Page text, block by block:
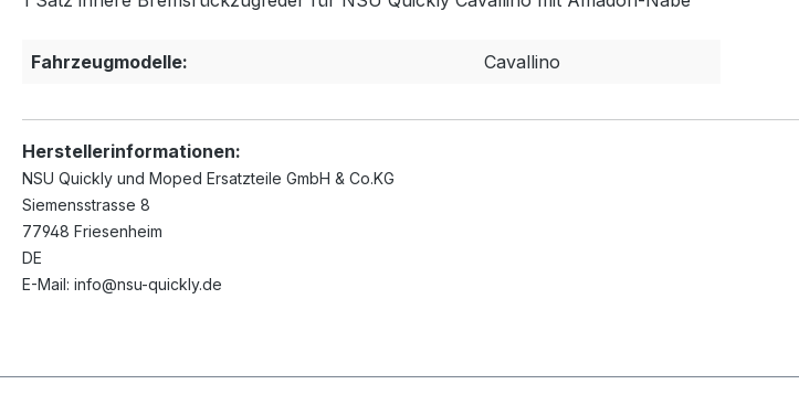
Fahrzeugmodelle: Cavallino
Herstellerinformationen:
NSU Quickly und Moped Ersatzteile GmbH & Co.KG
Siemensstrasse 8
77948 Friesenheim
DE
E-Mail: info@nsu-quickly.de